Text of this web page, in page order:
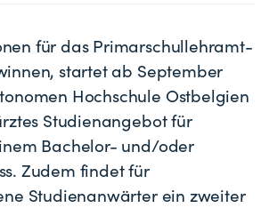
für das Primarschullehramt-
startet ab September
Hochschule Ostbelgien
Studienangebot für
Bachelor- und/oder
Zudem findet für
Studienanwärter ein zweiter